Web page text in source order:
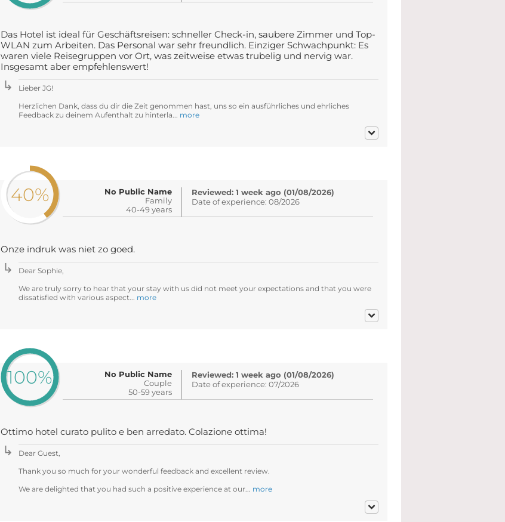
Das Hotel ist ideal für Geschäftsreisen: schneller Check-in, saubere Zimmer und Top-
WLAN zum Arbeiten. Das Personal war sehr freundlich. Einziger Schwachpunkt: Es
waren viele Reisegruppen vor Ort, was zeitweise etwas trubelig und nervig war.
Insgesamt aber empfehlenswert!
Lieber JG!
Herzlichen Dank, dass du dir die Zeit genommen hast, uns so ein ausführliches und ehrliches
Feedback zu deinem Aufenthalt zu hinterla... more
40%
No Public Name
Family
40-49 years
Reviewed: 1 week ago (01/08/2026)
Date of experience: 08/2026
Onze indruk was niet zo goed.
Dear Sophie,
We are truly sorry to hear that your stay with us did not meet your expectations and that you were
dissatisfied with various aspect... more
100%
No Public Name
Couple
50-59 years
Reviewed: 1 week ago (01/08/2026)
Date of experience: 07/2026
Ottimo hotel curato pulito e ben arredato. Colazione ottima!
Dear Guest,
Thank you so much for your wonderful feedback and excellent review.
We are delighted that you had such a positive experience at our... more